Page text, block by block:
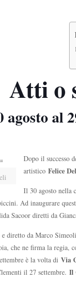
Atti o
agosto al
Dopo il successo
artisticoFelice
Il 30 agosto nella
Ad inaugurare
Sacoor diretti da
diretto da Marco
che ne firma la regia,
è la volta diVia
il 27 settembre.Il